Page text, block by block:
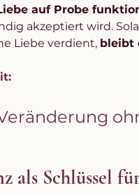
auf Probe
akzeptiert wird.
Liebe verdient, bleibt
als Schlüssel